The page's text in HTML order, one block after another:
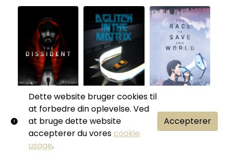
Dette website bruger cookies til
at forbedre din oplevelse. Ved
at bruge dette website
accepterer du vorescookie
usage.
Accepterer
The Dissident
1t 59m•
Dokumentar •
2020
A Glitch in the
Matrix
Dokumentar•
Save The
World